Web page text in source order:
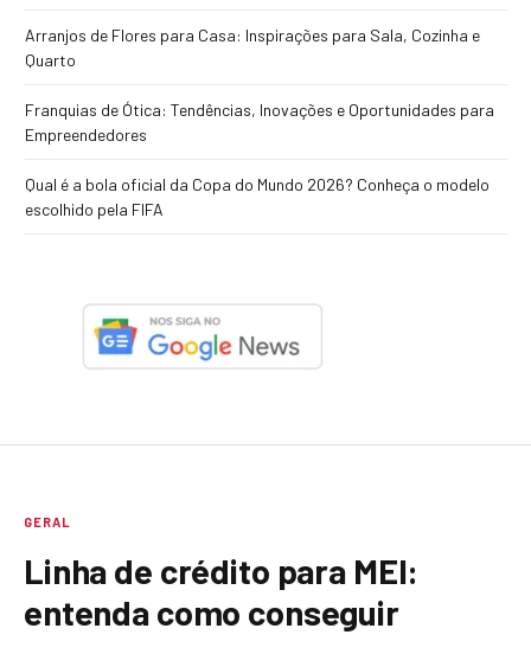
Arranjos de Flores para Casa: Inspirações para Sala, Cozinha e
Quarto
Franquias de Ótica: Tendências, Inovações e Oportunidades para
Empreendedores
Qual é a bola oficial da Copa do Mundo 2026? Conheça o modelo
escolhido pela FIFA
GERAL
Linha de crédito para MEI:
entenda como conseguir